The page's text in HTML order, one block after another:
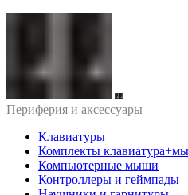
Периферия и аксессуары
Клавиатуры
Комплекты
Компьютерные мыши
Контроллеры и геймпады